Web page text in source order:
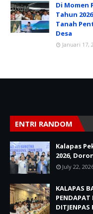
Di Momen
Tahun
Tanah
Desa
Januari 17,
ENTRI RANDOM
Kalapas
2026,
July 22,
KALAPAS
PENDAPAT
DITJENPAS